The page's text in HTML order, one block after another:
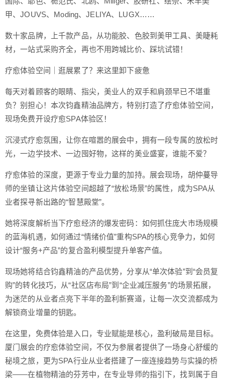
甲、JOUVS、Moding、JELIYA、LUGX……
数十家品牌，上千款产品，从功能胶、色胶到美甲工具、美睫耗
材，一站式采购齐全，再也不用跨城比价、踩坑试错！
疗愈体验空间｜逛展累了？来这里卸下疲惫
每天对着顾客的眼睛、指尖，美业人的双手和肩颈早已不堪重
负？别担心！本次钧鑫精油品牌方，特别打造了疗愈体验空间，
现场免费开设疗愈SPA体验区！
沉浸式疗愈氛围，让你在喧嚣的展会中，拥有一段专属的放松时
光，一边学技术、一边囤好物，这样的美业盛宴，谁能不爱？
疗愈体验的深度，更源于专业力量的加持。展会现场，胡仲蔓导
师的坐镇让这片体验空间超越了“放松场景”的属性，成为SPA从
业者探寻新出路的“智慧殿堂”。
她将深度解析当下疗愈经济的爆发密码：如何抓住庞大市场规模
的蓝海机遇，如何通过“情绪价值”重构SPA的核心竞争力，如何
设计“服务+产品”的复合盈利模型提升单客产值。
现场她将结合钧鑫精油的产品优势，分享从“单次体验”到“会员复
购”的转化技巧，从“社区店布局”到“企业减压服务”的场景拓展，
为迷茫的从业者点亮下半年的盈利新赛道，让每一次交流都成为
解锁商业增量的钥匙。
在这里，免费体验是入口，专业赋能是核心，盈利破局是目标。
厦门展会的疗愈体验空间，不仅为参展者提供了一场身心舒缓的
秘境之旅，更为SPA行业从业者搭建了一座连接趋势与实操的桥
梁——在植物精油的芬芳中，在专业导师的指引下，找到属于自